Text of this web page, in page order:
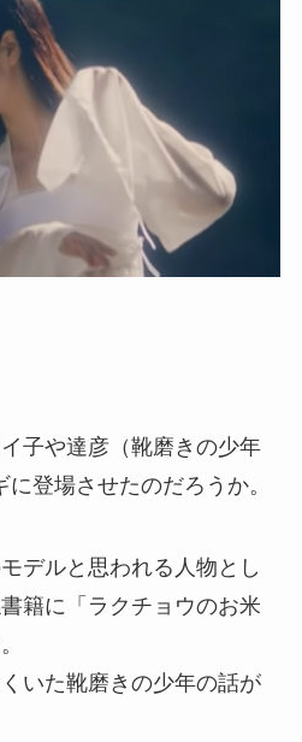
子や達彦（靴磨きの少年
に登場させたのだろうか。
デルと思われる人物とし
籍に「ラクチョウのお米
いた靴磨きの少年の話が